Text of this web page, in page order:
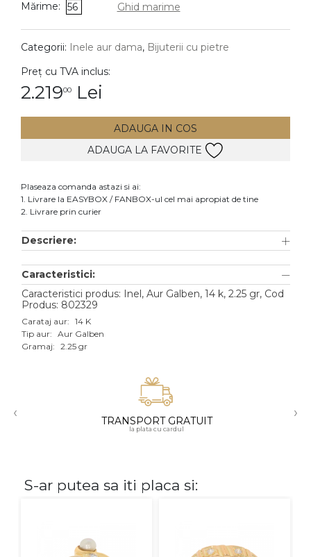
DIAMANTE Vezi toate
Cercei
Accesorii
Aur alb
Aur roz
Aur mixt
18K
Mărime: 56 Ghid marime
Categorii: Inele aur dama, Bijuterii cu pietre
Preț cu TVA inclus:
2.21900 Lei
ADAUGA IN COS
ADAUGA LA FAVORITE
Plaseaza comanda astazi si ai:
1. Livrare la EASYBOX / FANBOX-ul cel mai apropiat de tine
2. Livrare prin curier
Descriere:
Caracteristici:
Caracteristici produs: Inel, Aur Galben, 14 k, 2.25 gr, Cod
Produs: 802329
Carataj aur: 14 K
Tip aur: Aur Galben
Gramaj: 2.25 gr
‹ TRANSPORT GRATUIT
la plata cu cardul
›
S-ar putea sa iti placa si: